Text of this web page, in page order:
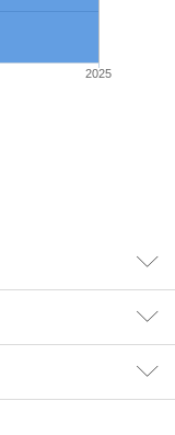
2025